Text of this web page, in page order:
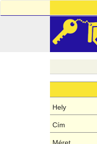
Hely
Cím